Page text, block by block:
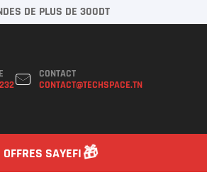
DE PLUS DE 300DT
CONTACT
CONTACT@TECHSPACE.TN
OFFRES SAYEFI